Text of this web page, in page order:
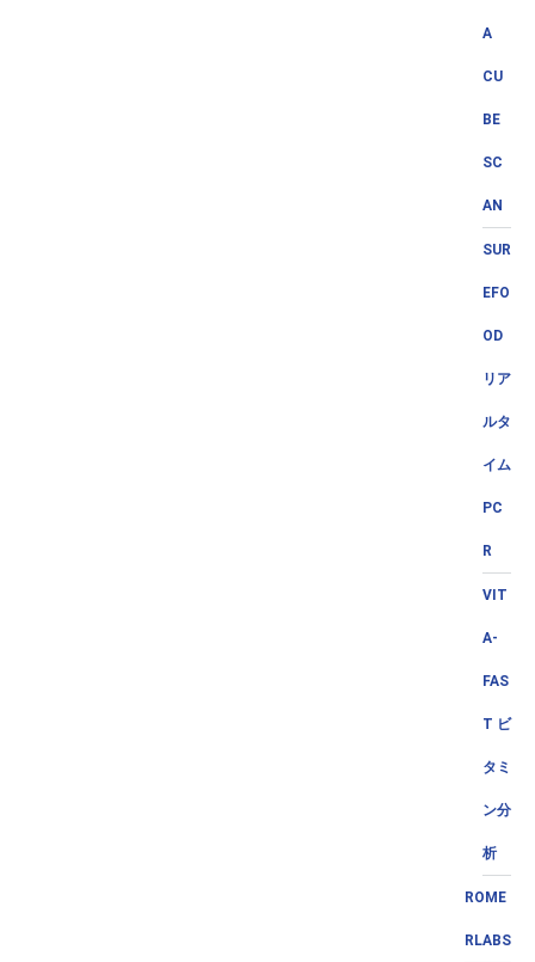
A
CU
BE
SC
AN
SUR
EFO
OD
リア
ルタ
イム
PC
R
VIT
A-
FAS
T ビ
タミ
ン分
析
ROME
RLABS